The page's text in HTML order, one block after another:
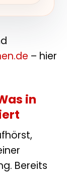
– hier
in
Bereits